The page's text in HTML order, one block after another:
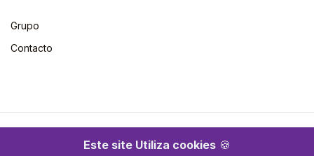
Este site Utiliza cookies 🍪
Grupo
Contacto
©2026 Escolar. Todos os direitos reservados